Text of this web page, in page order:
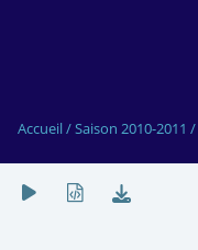
Accueil/Saison 2010-2011 /